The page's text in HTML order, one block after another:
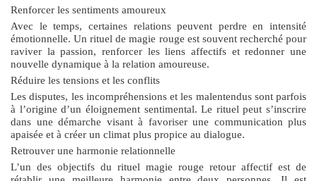
Renforcer les sentiments amoureux
Avec le temps, certaines relations peuvent perdre en intensité
émotionnelle. Un rituel de magie rouge est souvent recherché pour
raviver la passion, renforcer les liens affectifs et redonner une
nouvelle dynamique à la relation amoureuse.
Réduire les tensions et les conflits
Les disputes, les incompréhensions et les malentendus sont parfois
à l’origine d’un éloignement sentimental. Le rituel peut s’inscrire
dans une démarche visant à favoriser une communication plus
apaisée et à créer un climat plus propice au dialogue.
Retrouver une harmonie relationnelle
L’un des objectifs du rituel magie rouge retour affectif est de